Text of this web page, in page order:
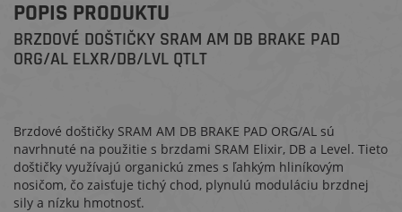
POPIS PRODUKTU
BRZDOVÉ DOŠTIČKY SRAM AM DB BRAKE PAD
ORG/AL ELXR/DB/LVL QTLT
Brzdové doštičky SRAM AM DB BRAKE PAD ORG/AL sú
navrhnuté na použitie s brzdami SRAM Elixir, DB a Level. Tieto
doštičky využívajú organickú zmes s ľahkým hliníkovým
nosičom, čo zaisťuje tichý chod, plynulú moduláciu brzdnej
sily a nízku hmotnosť.